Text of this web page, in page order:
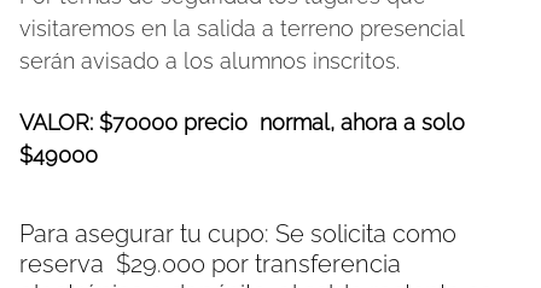
visitaremos en la salida a terreno presencial
serán avisado a los alumnos inscritos.
VALOR: $70000 precio normal, ahora a solo
$49000
Para asegurar tu cupo: Se solicita como
reserva $29.000 por transferencia